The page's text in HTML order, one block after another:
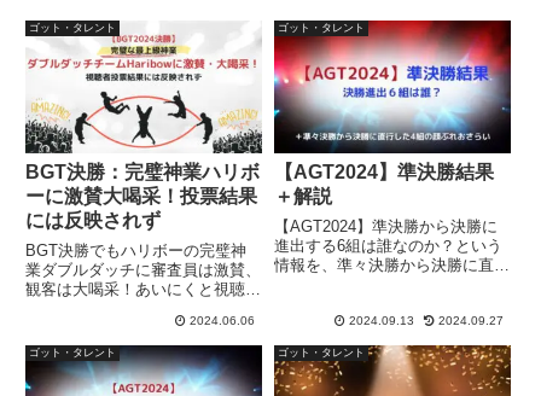
ゴット・タレント
BGT決勝：完璧神業ハリボ
ーに激賛大喝采！投票結果
には反映されず
BGT決勝でもハリボーの完璧神
業ダブルダッチに審査員は激賛、
観客は大喝采！あいにくと視聴者
れず、予想外の結果……。でも、
負けないで！ハリボー活躍の場が
世界に広がったことは確実！【決
勝動画和訳＋解説】
2024.06.06
ゴット・タレント
【AGT2024】準決勝結果
＋解説
【AGT2024】準決勝から決勝に
進出する6組は誰なのか？という
情報を、準々決勝から決勝に直行
た。おまけ：私の決勝戦結果予
想。
2024.09.13 2024.09.27
ゴット・タレント ゴット・タレント